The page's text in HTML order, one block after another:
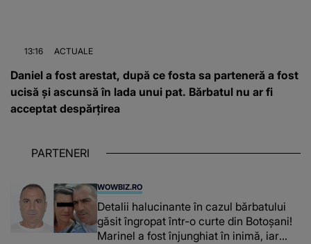
13:16 ACTUALE
Daniel a fost arestat, după ce fosta sa parteneră a fost
ucisă și ascunsă în lada unui pat. Bărbatul nu ar fi
acceptat despărțirea
PARTENERI
WOWBIZ.RO
Detalii halucinante în cazul bărbatului
găsit îngropat într-o curte din Botoșani!
Marinel a fost înjunghiat în inimă, iar